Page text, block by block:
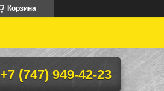
Корзина
+7 (747) 949-42-23